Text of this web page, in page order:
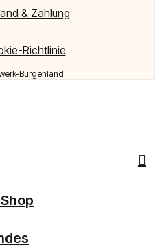
Burgenland
& Zahlung
Richtlinie